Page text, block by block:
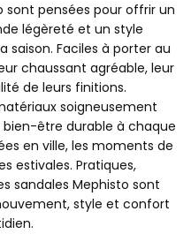
sont pensées pour offrir un
légèreté et un style
Faciles à porter au
chaussant agréable, leur
de leurs finitions.
soigneusement
bien-être durable à chaque
en ville, les moments de
estivales. Pratiques,
sandales Mephisto sont
style et confort